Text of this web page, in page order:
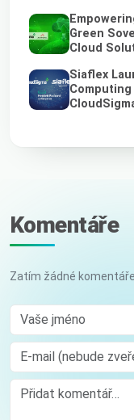
Green
Cloud
Siaflex
Komentáře
Zatím žádné
Vaše jméno
E-mail (nebude
Comment